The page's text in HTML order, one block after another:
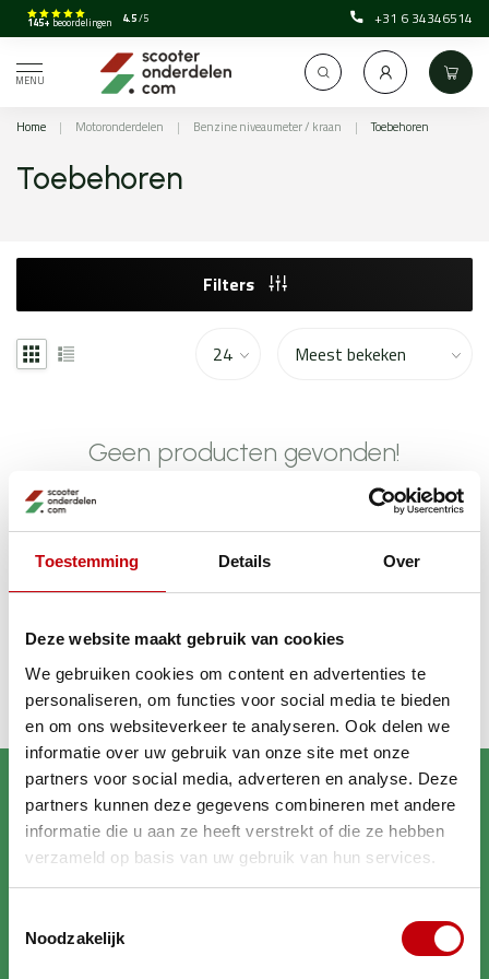
Toestemming Details Over
Deze website maakt gebruik van cookies
We gebruiken cookies om content en advertenties te
personaliseren, om functies voor social media te bieden
en om ons websiteverkeer te analyseren. Ook delen we
informatie over uw gebruik van onze site met onze
partners voor social media, adverteren en analyse. Deze
partners kunnen deze gegevens combineren met andere
informatie die u aan ze heeft verstrekt of die ze hebben
verzameld op basis van uw gebruik van hun services.
Noodzakelijk
145+ beoordelingen 4.5/5 +31 6 34346514
MENU
Home | Motoronderdelen | Benzine niveaumeter / kraan | Toebehoren
Toebehoren
Filters
Geen producten gevonden!
Recent bekeken
topconditie